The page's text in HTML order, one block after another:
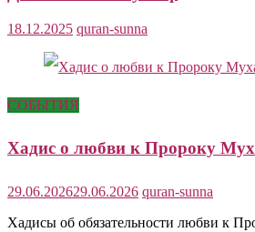
18.12.2025 quran-sunna
СОБЫТИЯ
29.06.202629.06.2026 quran-sunna
Хадисы об обязательности любви к